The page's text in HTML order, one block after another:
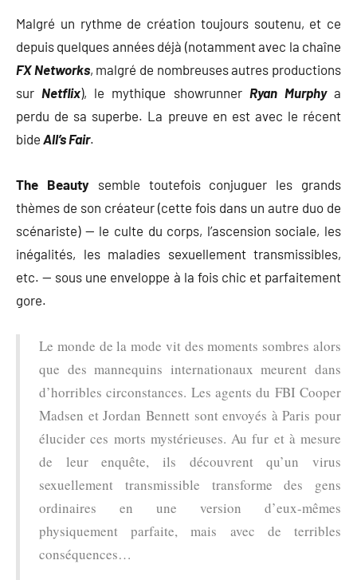
Malgré un rythme de création toujours soutenu, et ce
depuis quelques années déjà (notamment avec la chaîne
FX Networks, malgré de nombreuses autres productions
sur Netflix), le mythique showrunner Ryan Murphya
perdu de sa superbe. La preuve en est avec le récent
bide All’s Fair.
The Beautysemble toutefois conjuguer les grands
thèmes de son créateur (cette fois dans un autre duo de
scénariste) — le culte du corps, l’ascension sociale, les
inégalités, les maladies sexuellement transmissibles,
etc. — sous une enveloppe à la fois chic et parfaitement
gore.
Le monde de la mode vit des moments sombres alors
que des mannequins internationaux meurent dans
d’horribles circonstances. Les agents du FBI Cooper
Madsen et Jordan Bennett sont envoyés à Paris pour
élucider ces morts mystérieuses. Au fur et à mesure
de leur enquête, ils découvrent qu’un virus
sexuellement transmissible transforme des gens
ordinaires en une version d’eux-mêmes
physiquement parfaite, mais avec de terribles
conséquences…